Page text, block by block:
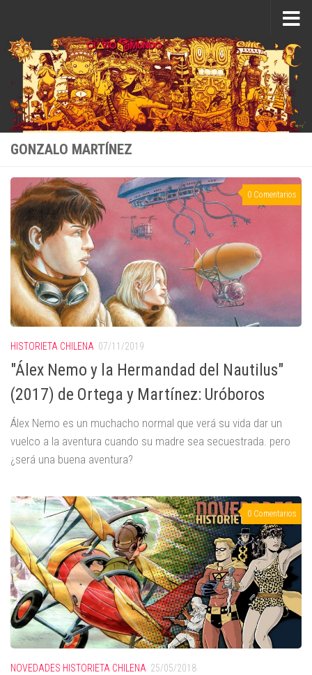
GONZALO MARTÍNEZ
0 Comentarios
HISTORIETA CHILENA 07/11/2019
"Álex Nemo y la Hermandad del Nautilus"
(2017) de Ortega y Martínez: Uróboros
Álex Nemo es un muchacho normal que verá su vida dar un
vuelco a la aventura cuando su madre sea secuestrada. pero
¿será una buena aventura?
0 Comentarios
NOVEDADES HISTORIETA CHILENA 25/05/2018